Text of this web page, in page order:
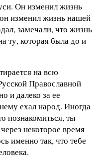
Он изменил жизнь
изменил жизнь нашей
замечали, что жизнь
ту, которая была до и
на всю
Православной
и далеко за ее
ехал народ. Иногда
познакомиться, ты
некоторое время
именно так, что тебе